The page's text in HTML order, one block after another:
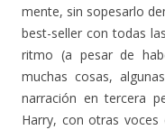
mente, sin sopesarlo
best-seller con todas
ritmo (a pesar de
muchas cosas,
narración en tercera
Harry, con otras